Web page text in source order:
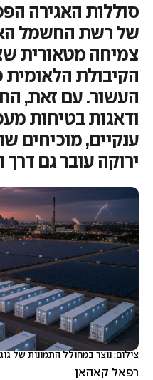
סוללות האגירה
של רשת החשמל
צמיחה מטאורית
הקיבולת
העשור. עם זאת,
ודאגות בטיחות
ענקיים, מוכיחים
ירוקה עובר גם דרך
צילום: נוצר במחולל התמונות של
רפאל קאהאן